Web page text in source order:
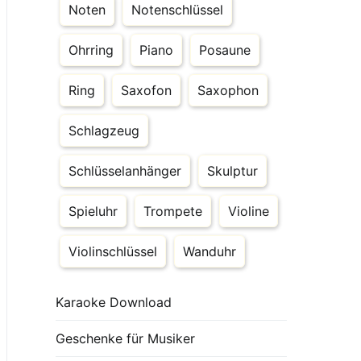
Noten Notenschlüssel
Ohrring Piano Posaune
Ring Saxofon Saxophon
Schlagzeug
Schlüsselanhänger Skulptur
Spieluhr Trompete Violine
Violinschlüssel Wanduhr
Karaoke Download
Geschenke für Musiker